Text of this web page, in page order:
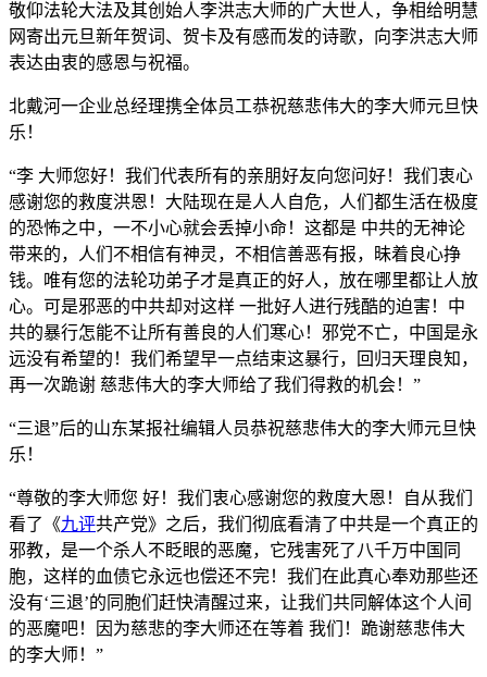
敬仰法轮大法及其创始人李洪志大师的广大世人，争相给明慧
网寄出元旦新年贺词、贺卡及有感而发的诗歌，向李洪志大师
表达由衷的感恩与祝福。
北戴河一企业总经理携全体员工恭祝慈悲伟大的李大师元旦快
乐！
“李 大师您好！我们代表所有的亲朋好友向您问好！我们衷心
感谢您的救度洪恩！大陆现在是人人自危，人们都生活在极度
的恐怖之中，一不小心就会丢掉小命！这都是 中共的无神论
带来的，人们不相信有神灵，不相信善恶有报，昧着良心挣
钱。唯有您的法轮功弟子才是真正的好人，放在哪里都让人放
心。可是邪恶的中共却对这样 一批好人进行残酷的迫害！中
共的暴行怎能不让所有善良的人们寒心！邪党不亡，中国是永
远没有希望的！我们希望早一点结束这暴行，回归天理良知，
再一次跪谢 慈悲伟大的李大师给了我们得救的机会！”
“三退”后的山东某报社编辑人员恭祝慈悲伟大的李大师元旦快
乐！
“尊敬的李大师您 好！我们衷心感谢您的救度大恩！自从我们
看了《九评共产党》之后，我们彻底看清了中共是一个真正的
邪教，是一个杀人不眨眼的恶魔，它残害死了八千万中国同
胞，这样的血债它永远也偿还不完！我们在此真心奉劝那些还
没有‘三退’的同胞们赶快清醒过来，让我们共同解体这个人间
的恶魔吧！因为慈悲的李大师还在等着 我们！跪谢慈悲伟大
的李大师！”